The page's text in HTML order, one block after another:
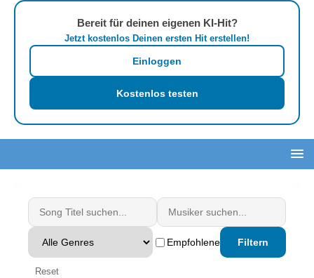
Bereit für deinen eigenen KI-Hit?
Jetzt kostenlos Deinen ersten Hit erstellen!
Einloggen
Kostenlos testen
Empfohlene Filtern
Reset